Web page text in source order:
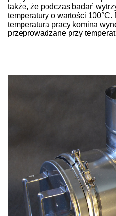
także, że podczas badań
temperatury o wartości
temperatura pracy komina
przeprowadzane przy